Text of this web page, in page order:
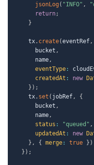
jsonLog ( "INFO" ,
return;
}
    tx
. create(eventRef,
      bucket
,
      name
,
eventType :
createdAt : new
} ) ;
    tx
. set ( jobRef,
{
      bucket
,
      name
,
status : "queued" ,
updatedAt : new
} , { merge : true } )
} ) ;